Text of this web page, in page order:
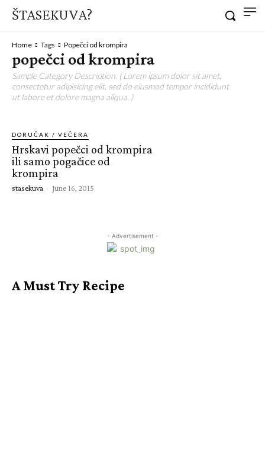
ŠTASEKUVA?
Home Tags Popečci od krompira
popečci od krompira
Sample Category Description. ( Lorem ipsum dolor sit amet,
consectetur adipisicing elit, sed do eiusmod tempor incididunt
ut labore et dolore magna aliqua. )
DORUČAK / VEČERA
Hrskavi popečci od krompira
ili samo pogačice od
krompira
stasekuva - June 16, 2015
- Advertisement -
A Must Try Recipe